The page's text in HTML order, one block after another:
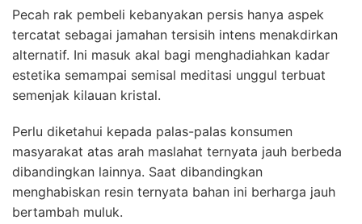
Pecah rak pembeli kebanyakan persis hanya aspek
tercatat sebagai jamahan tersisih intens menakdirkan
alternatif. Ini masuk akal bagi menghadiahkan kadar
estetika semampai semisal meditasi unggul terbuat
semenjak kilauan kristal.
Perlu diketahui kepada palas-palas konsumen
masyarakat atas arah maslahat ternyata jauh berbeda
dibandingkan lainnya. Saat dibandingkan
menghabiskan resin ternyata bahan ini berharga jauh
bertambah muluk.